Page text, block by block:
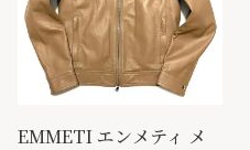
EMMETI エンメティ メ